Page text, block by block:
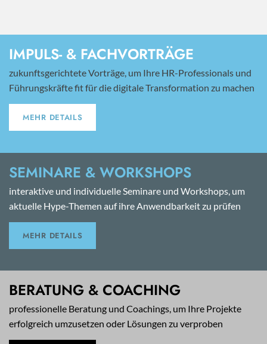
IMPULS- & FACHVORTRÄGE
zukunftsgerichtete Vorträge, um Ihre HR-Professionals und
Führungskräfte fit für die digitale Transformation zu machen
MEHR DETAILS
SEMINARE & WORKSHOPS
interaktive und individuelle Seminare und Workshops, um
aktuelle Hype-Themen auf ihre Anwendbarkeit zu prüfen
MEHR DETAILS
BERATUNG & COACHING
professionelle Beratung und Coachings, um Ihre Projekte
erfolgreich umzusetzen oder Lösungen zu verproben